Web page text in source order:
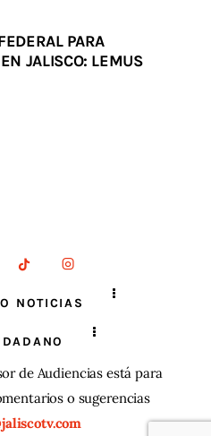
PARA
JALISCO: LEMUS
NOTICIAS
de Audiencias está para
o sugerencias